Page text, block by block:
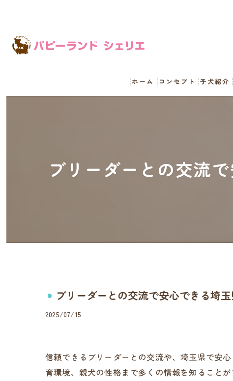
ホーム コンセプト 子犬紹介
ブリーダーとの交流
ブリーダーとの交流で安心できる埼
2025/07/15
信頼できるブリーダーとの交流や、埼玉県で安
育環境、親犬の性格まで多くの情報を知ること